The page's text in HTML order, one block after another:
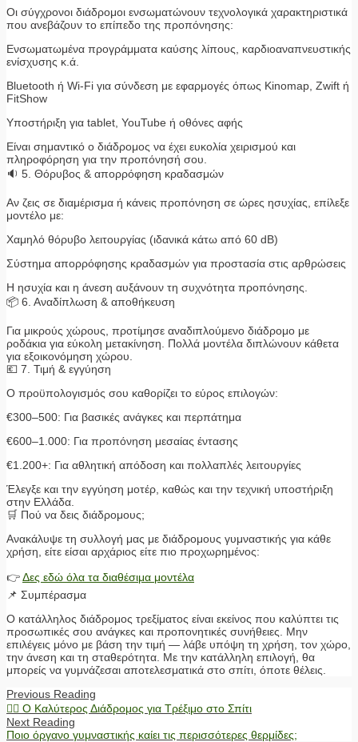
Οι σύγχρονοι διάδρομοι ενσωματώνουν τεχνολογικά χαρακτηριστικά
που ανεβάζουν το επίπεδο της προπόνησης:
Ενσωματωμένα προγράμματα καύσης λίπους, καρδιοαναπνευστικής
ενίσχυσης κ.ά.
Bluetooth ή Wi-Fi για σύνδεση με εφαρμογές όπως Kinomap, Zwift ή
FitShow
Υποστήριξη για tablet, YouTube ή οθόνες αφής
Είναι σημαντικό ο διάδρομος να έχει ευκολία χειρισμού και
πληροφόρηση για την προπόνησή σου.
🔉 5. Θόρυβος & απορρόφηση κραδασμών
Αν ζεις σε διαμέρισμα ή κάνεις προπόνηση σε ώρες ησυχίας, επίλεξε
μοντέλο με:
Χαμηλό θόρυβο λειτουργίας (ιδανικά κάτω από 60 dB)
Σύστημα απορρόφησης κραδασμών για προστασία στις αρθρώσεις
Η ησυχία και η άνεση αυξάνουν τη συχνότητα προπόνησης.
📦 6. Αναδίπλωση & αποθήκευση
Για μικρούς χώρους, προτίμησε αναδιπλούμενο διάδρομο με
ροδάκια για εύκολη μετακίνηση. Πολλά μοντέλα διπλώνουν κάθετα
για εξοικονόμηση χώρου.
💶 7. Τιμή & εγγύηση
Ο προϋπολογισμός σου καθορίζει το εύρος επιλογών:
€300–500: Για βασικές ανάγκες και περπάτημα
€600–1.000: Για προπόνηση μεσαίας έντασης
€1.200+: Για αθλητική απόδοση και πολλαπλές λειτουργίες
Έλεγξε και την εγγύηση μοτέρ, καθώς και την τεχνική υποστήριξη
στην Ελλάδα.
🛒 Πού να δεις διάδρομους;
Ανακάλυψε τη συλλογή μας με διάδρομους γυμναστικής για κάθε
χρήση, είτε είσαι αρχάριος είτε πιο προχωρημένος:
👉Δες εδώ όλα τα διαθέσιμα μοντέλα
📌 Συμπέρασμα
Ο κατάλληλος διάδρομος τρεξίματος είναι εκείνος που καλύπτει τις
προσωπικές σου ανάγκες και προπονητικές συνήθειες. Μην
επιλέγεις μόνο με βάση την τιμή — λάβε υπόψη τη χρήση, τον χώρο,
την άνεση και τη σταθερότητα. Με την κατάλληλη επιλογή, θα
μπορείς να γυμνάζεσαι αποτελεσματικά στο σπίτι, όποτε θέλεις.
Previous Reading
🏃‍♂️ Ο Καλύτερος Διάδρομος για Τρέξιμο στο Σπίτι
Next Reading
Ποιο όργανο γυμναστικής καίει τις περισσότερες θερμίδες;